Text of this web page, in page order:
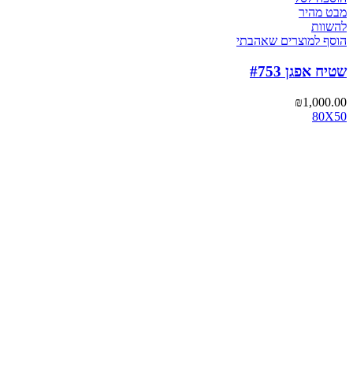
מבט מהיר
להשוות
הוסף למוצרים שאהבתי
שטיח אפגן #753
₪1,000.00
80X50